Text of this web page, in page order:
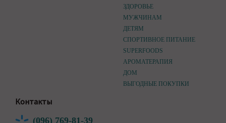
ЗДОРОВЬЕ
МУЖЧИНАМ
ДЕТЯМ
СПОРТИВНОЕ ПИТАНИЕ
SUPERFOODS
АРОМАТЕРАПИЯ
ДОМ
ВЫГОДНЫЕ ПОКУПКИ
Контакты
(096) 769-81-39